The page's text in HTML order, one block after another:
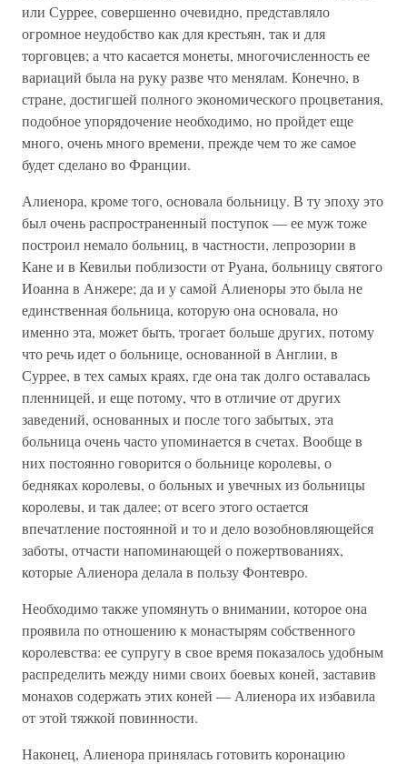
или Суррее, совершенно очевидно, представляло
огромное неудобство как для крестьян, так и для
торговцев; а что касается монеты, многочисленность ее
вариаций была на руку разве что менялам. Конечно, в
стране, достигшей полного экономического процветания,
подобное упорядочение необходимо, но пройдет еще
много, очень много времени, прежде чем то же самое
будет сделано во Франции.
Алиенора, кроме того, основала больницу. В ту эпоху это
был очень распространенный поступок — ее муж тоже
построил немало больниц, в частности, лепрозории в
Кане и в Кевильи поблизости от Руана, больницу святого
Иоанна в Анжере; да и у самой Алиеноры это была не
единственная больница, которую она основала, но
именно эта, может быть, трогает больше других, потому
что речь идет о больнице, основанной в Англии, в
Суррее, в тех самых краях, где она так долго оставалась
пленницей, и еще потому, что в отличие от других
заведений, основанных и после того забытых, эта
больница очень часто упоминается в счетах. Вообще в
них постоянно говорится о больнице королевы, о
бедняках королевы, о больных и увечных из больницы
королевы, и так далее; от всего этого остается
впечатление постоянной и то и дело возобновляющейся
заботы, отчасти напоминающей о пожертвованиях,
которые Алиенора делала в пользу Фонтевро.
Необходимо также упомянуть о внимании, которое она
проявила по отношению к монастырям собственного
королевства: ее супругу в свое время показалось удобным
распределить между ними своих боевых коней, заставив
монахов содержать этих коней — Алиенора их избавила
от этой тяжкой повинности.
Наконец, Алиенора принялась готовить коронацию